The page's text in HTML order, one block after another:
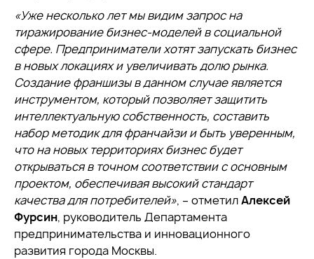
«Уже несколько лет мы видим запрос на
тиражирование бизнес-моделей в социальной
сфере. Предприниматели хотят запускать бизнес
в новых локациях и увеличивать долю рынка.
Создание франшизы в данном случае является
инструментом, который позволяет защитить
интеллектуальную собственность, составить
набор методик для франчайзи и быть уверенным,
что на новых территориях бизнес будет
открываться в точном соответствии с основным
проектом, обеспечивая высокий стандарт
качества для потребителей», – отметилАлексей
Фурсин, руководитель Департамента
предпринимательства и инновационного
развития города Москвы.